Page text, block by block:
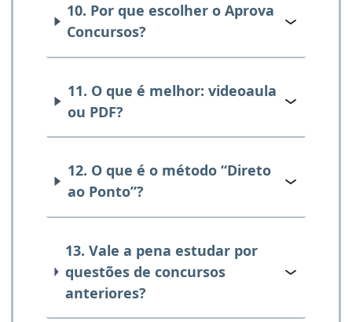
10. Por que escolher o Aprova
Concursos?
11. O que é melhor: videoaula
ou PDF?
12. O que é o método “Direto
ao Ponto”?
13. Vale a pena estudar por
questões de concursos
anteriores?